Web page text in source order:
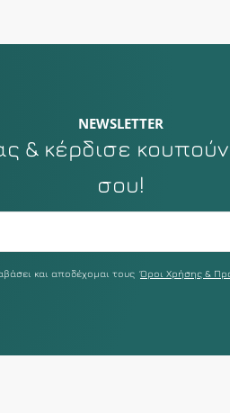
NEWSLETTER
κέρδισε
σου!
και αποδέχομαι τους Όροι Χρήσης &